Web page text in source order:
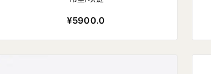
¥5900.0